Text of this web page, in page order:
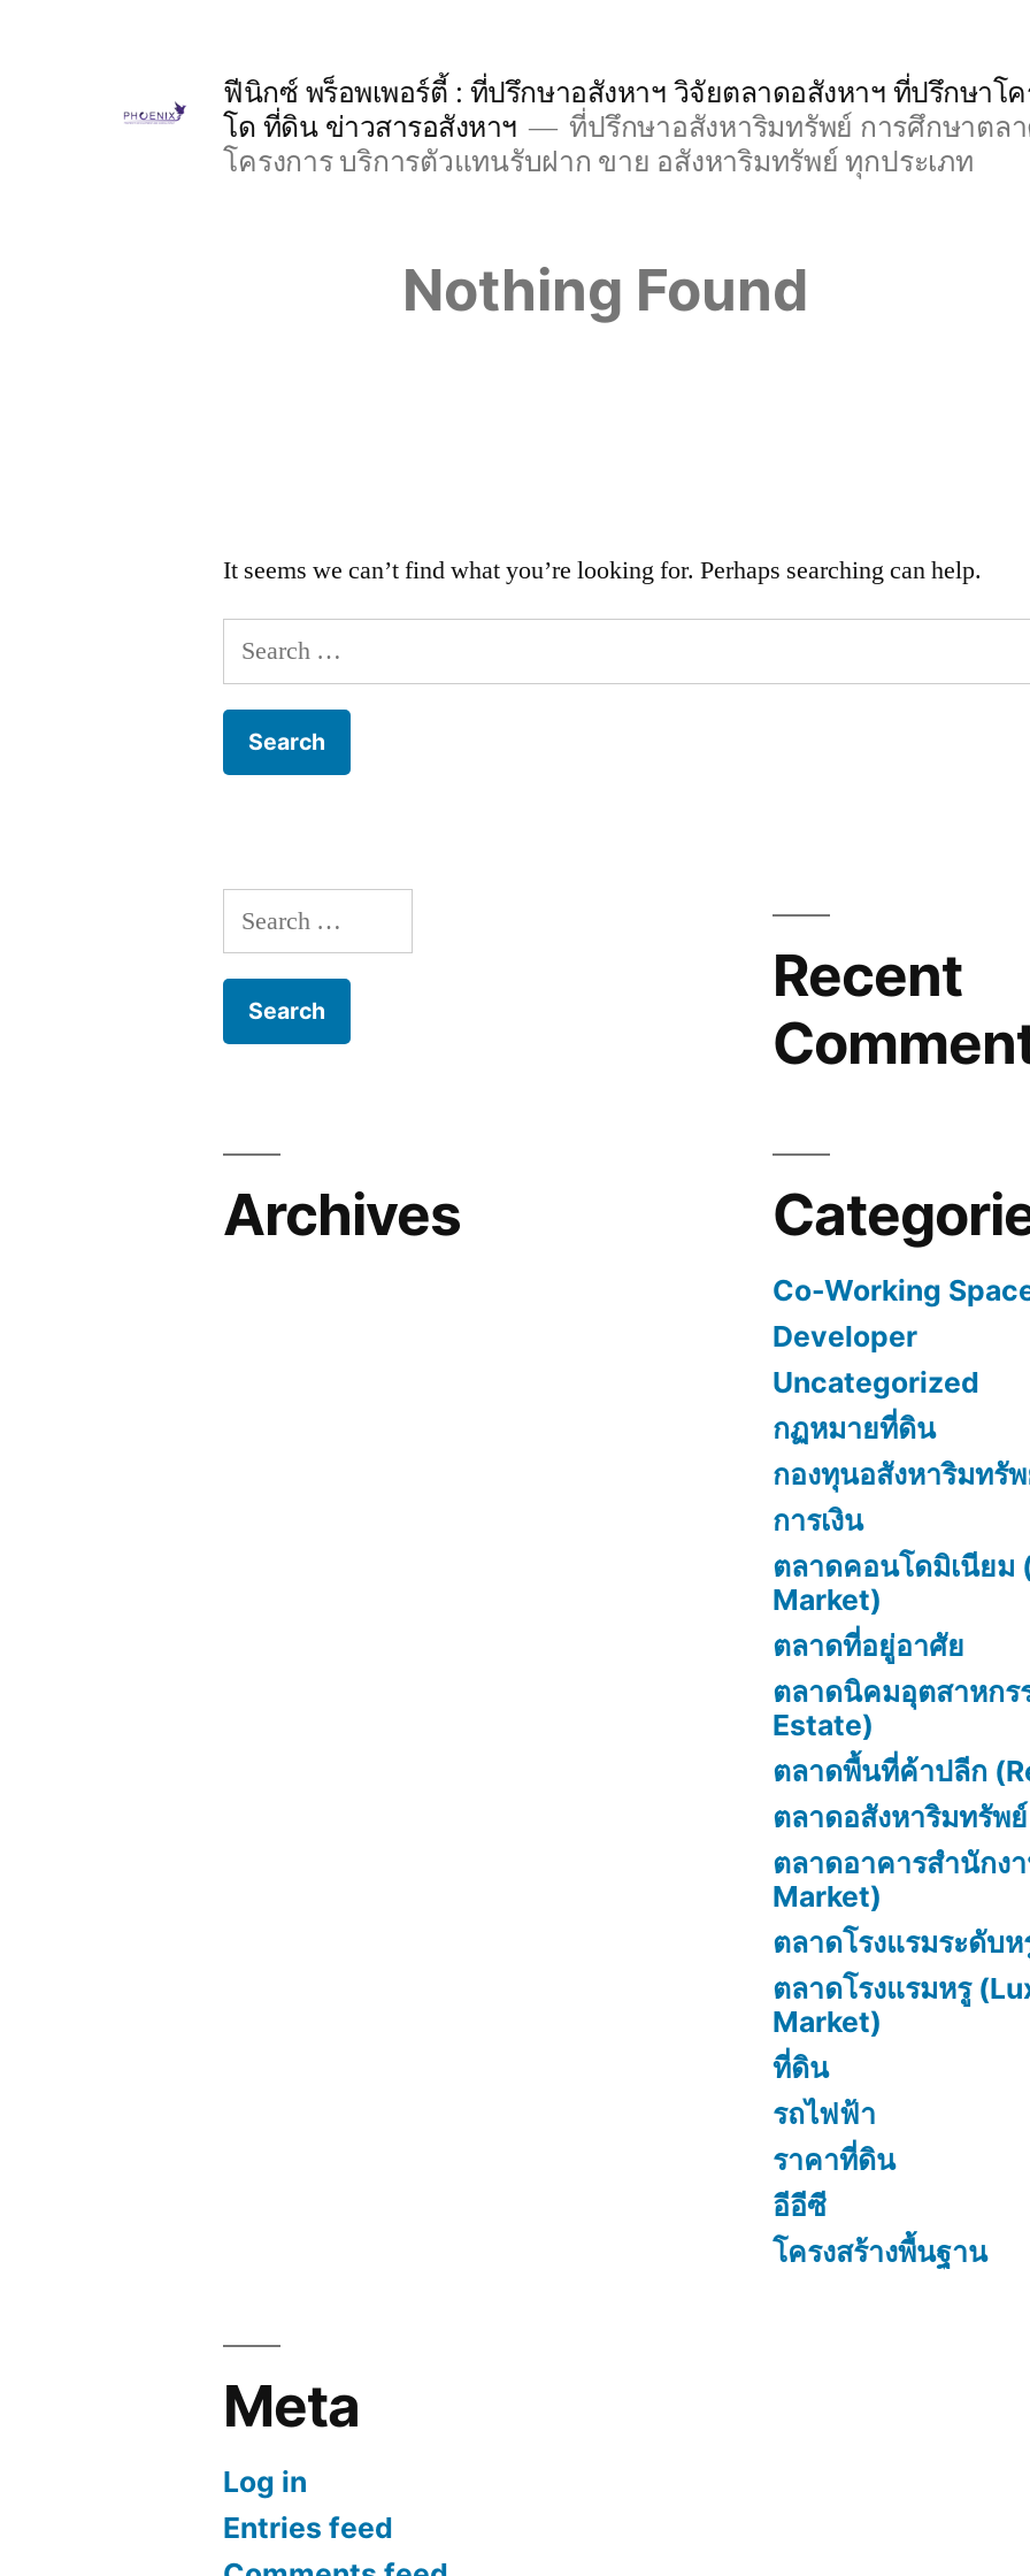
ฟีนิกซ์ พร็อพเพอร์ตี้ : ที่ปรึกษาอสังหาฯ วิจัยตลาดอสังหาฯ ที่ปรึกษาโ
โด ที่ดิน ข่าวสารอสังหาฯ
ที่ปรึกษาอสังหาริมทรัพย์ การศึกษาตล
โครงการ บริการตัวแทนรับฝาก ขาย อสังหาริมทรัพย์ ทุกประเภท
Nothing Found
It seems we can’t find what you’re looking for. Perhaps searching can help.
Search
for:
Search
for:
Recent
Archives
Co-Working
Developer
Uncategorized
กฏหมายที่ดิน
กองทุนอสังหาริมทรั
การเงิน
ตลาดคอนโดมิเนียม
Market)
ตลาดที่อยู่อาศัย
ตลาดนิคมอุตสาหก
Estate)
ตลาดพื้นที่ค้าปลีก
ตลาดอสังหาริมทรัพย์
ตลาดอาคารสำนักง
Market)
ตลาดโรงแรมระดับห
ตลาดโรงแรมหรู
Market)
ที่ดิน
รถไฟฟ้า
ราคาที่ดิน
อีอีซี
โครงสร้างพื้นฐาน
Meta
Log in
Entries feed